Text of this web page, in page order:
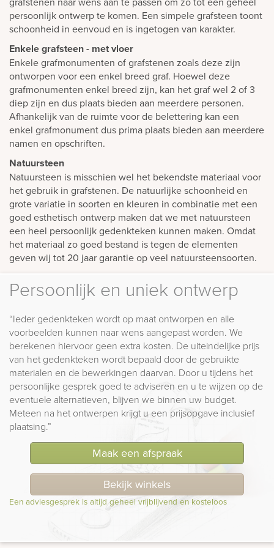
persoonlijk ontwerp te komen. Een simpele grafsteen toont
schoonheid in eenvoud en is ingetogen van karakter.
Enkele grafsteen - met vloer
Enkele grafmonumenten of grafstenen zoals deze zijn
ontworpen voor een enkel breed graf. Hoewel deze
grafmonumenten enkel breed zijn, kan het graf wel 2 of 3
diep zijn en dus plaats bieden aan meerdere personen.
Afhankelijk van de ruimte voor de belettering kan een
enkel grafmonument dus prima plaats bieden aan meerdere
namen en opschriften.
Natuursteen
Natuursteen is misschien wel het bekendste materiaal voor
het gebruik in grafstenen. De natuurlijke schoonheid en
grote variatie in soorten en kleuren in combinatie met een
goed esthetisch ontwerp maken dat we met natuursteen
een heel persoonlijk gedenkteken kunnen maken. Omdat
het materiaal zo goed bestand is tegen de elementen
geven wij tot 20 jaar garantie op veel natuursteensoorten.
Persoonlijk en uniek ontwerp
“Ieder gedenkteken wordt op maat ontworpen en alle
voorbeelden kunnen naar wens aangepast worden. We
berekenen hiervoor geen extra kosten. De uiteindelijke prijs
van het gedenkteken wordt bepaald door de gebruikte
materialen en de bewerkingen daarvan. Door u tijdens het
persoonlijke gesprek goed te adviseren en u te wijzen op de
eventuele alternatieven, blijven we binnen uw budget.
Meteen na het ontwerpen krijgt u een prijsopgave inclusief
plaatsing.”
Maak een afspraak
Bekijk winkels
Een adviesgesprek is altijd geheel vrijblijvend en kosteloos